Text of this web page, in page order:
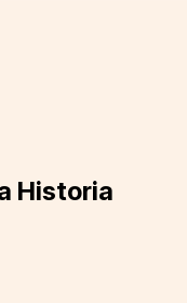
Historia